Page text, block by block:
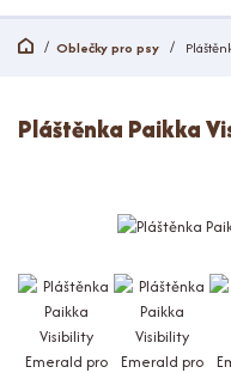
Oblečky pro psy
Pláštěnka Paikka